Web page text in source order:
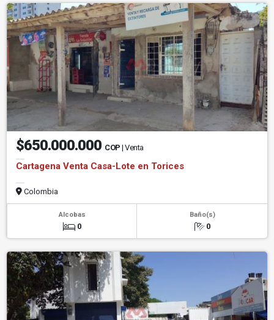
$650.000.000 COP | Venta
Cartagena Venta Casa-Lote en Torices
Colombia
Alcobas
0
Baño(s)
0